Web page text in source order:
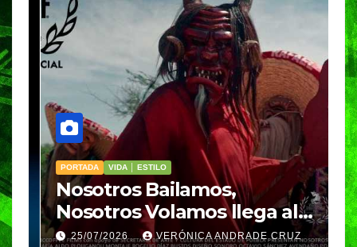
PORTADA VIDA │ ESTILO
Nosotros Bailamos,
Nosotros Volamos llega al
GIFF
25/07/2026 VERÓNICA ANDRADE CRUZ